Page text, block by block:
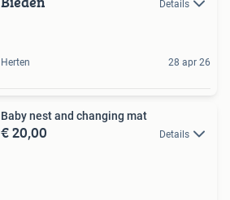
Details
Herten 28 apr 26
Baby nest and changing mat
€ 20,00 Details